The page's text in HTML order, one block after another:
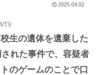
2025.04.02
生の遺体を遺棄した
れた事件で、容疑者
のゲームのことで口